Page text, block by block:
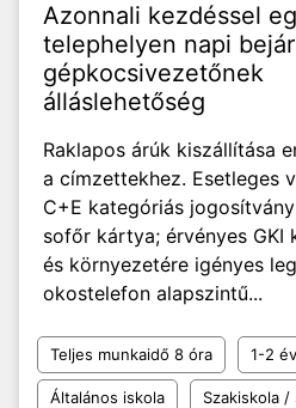
Azonnali kezdéssel
telephelyen napi
gépkocsivezetőnek
álláslehetőség
Raklapos árúk kiszállítása
a címzettekhez. Esetleges
C+E kategóriás
sofőr kártya; érvényes GKI
és környezetére igényes
okostelefon alapszintű...
Teljes munkaidő 8 óra 1-2
Általános iskola Szakiskola /